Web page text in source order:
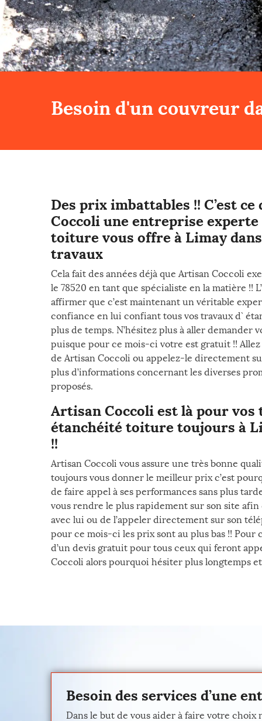
Besoin d'un couvreur
Des prix imbattables !! C’est
Coccoli une entreprise
toiture vous offre à Limay
travaux
Cela fait des années déjà que Artisan Coccoli
le 78520 en tant que spécialiste en la matière !!
affirmer que c’est maintenant un véritable
confiance en lui confiant tous vos travaux d`
plus de temps. N’hésitez plus à aller demander
puisque pour ce mois-ci votre est gratuit !!
de Artisan Coccoli ou appelez-le directement
plus d’informations concernant les diverses
proposés.
Artisan Coccoli est là pour vos
étanchéité toiture toujours à
!!
Artisan Coccoli vous assure une très bonne
toujours vous donner le meilleur prix c’est
de faire appel à ses performances sans plus
vous rendre le plus rapidement sur son site
avec lui ou de l’appeler directement sur son
pour ce mois-ci les prix sont au plus bas !!
d’un devis gratuit pour tous ceux qui feront
Coccoli alors pourquoi hésiter plus longtemps
Besoin des services d’une
Dans le but de vous aider à faire votre